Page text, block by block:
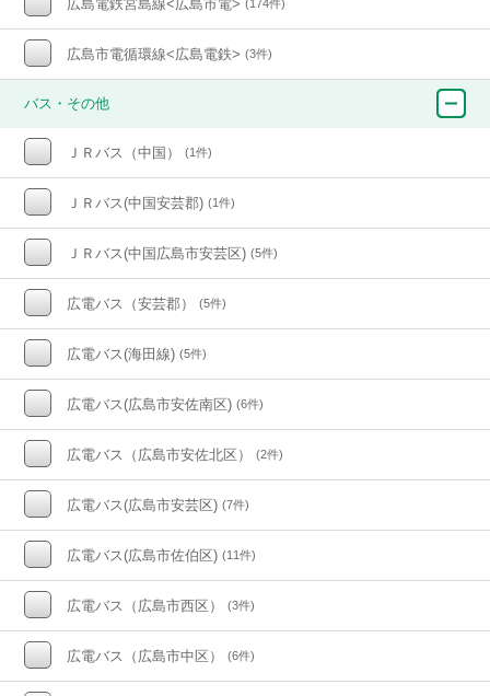
広島電鉄宮島線<広島市電> (174件)
広島市電循環線<広島電鉄> (3件)
バス・その他
ＪＲバス（中国） (1件)
ＪＲバス(中国安芸郡) (1件)
ＪＲバス(中国広島市安芸区) (5件)
広電バス（安芸郡） (5件)
広電バス(海田線) (5件)
広電バス(広島市安佐南区) (6件)
広電バス（広島市安佐北区） (2件)
広電バス(広島市安芸区) (7件)
広電バス(広島市佐伯区) (11件)
広電バス（広島市西区） (3件)
広電バス（広島市中区） (6件)